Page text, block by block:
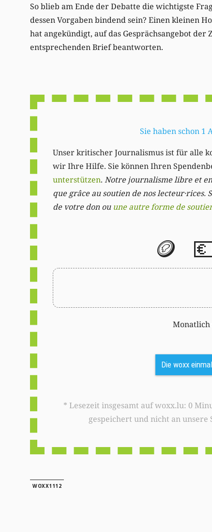
So blieb am Ende der Debatte die wichtigste
dessen Vorgaben bindend sein? Einen kleinen
hat angekündigt, auf das Gesprächsangebot
entsprechenden Brief beantworten.
Sie haben schon 1
Unser kritischer Journalismus ist für alle
wir Ihre Hilfe. Sie können Ihren
unterstützen. Notre journalisme libre et
que grâce au soutien de nos lecteur·rices.
de votre don ou une autre forme de
🪙
Monatlich
Die woxx
* Lesezeit insgesamt auf woxx.lu: 0 Minute. Diese Daten werden nur in Ihrem Browser
gespeichert und nicht an
WOXX1112